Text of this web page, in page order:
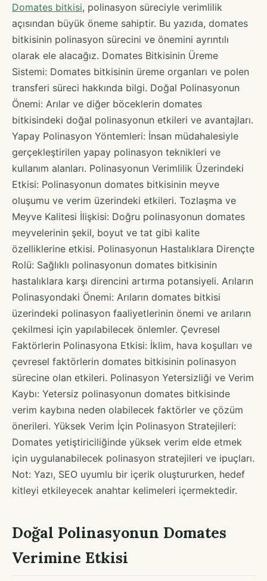
Domates bitkisi, polinasyon süreciyle verimlilik
açısından büyük öneme sahiptir. Bu yazıda, domates
bitkisinin polinasyon sürecini ve önemini ayrıntılı
olarak ele alacağız. Domates Bitkisinin Üreme
Sistemi: Domates bitkisinin üreme organları ve polen
transferi süreci hakkında bilgi. Doğal Polinasyonun
Önemi: Arılar ve diğer böceklerin domates
bitkisindeki doğal polinasyonun etkileri ve avantajları.
Yapay Polinasyon Yöntemleri: İnsan müdahalesiyle
gerçekleştirilen yapay polinasyon teknikleri ve
kullanım alanları. Polinasyonun Verimlilik Üzerindeki
Etkisi: Polinasyonun domates bitkisinin meyve
oluşumu ve verim üzerindeki etkileri. Tozlaşma ve
Meyve Kalitesi İlişkisi: Doğru polinasyonun domates
meyvelerinin şekil, boyut ve tat gibi kalite
özelliklerine etkisi. Polinasyonun Hastalıklara Dirençte
Rolü: Sağlıklı polinasyonun domates bitkisinin
hastalıklara karşı direncini artırma potansiyeli. Arıların
Polinasyondaki Önemi: Arıların domates bitkisi
üzerindeki polinasyon faaliyetlerinin önemi ve arıların
çekilmesi için yapılabilecek önlemler. Çevresel
Faktörlerin Polinasyona Etkisi: İklim, hava koşulları ve
çevresel faktörlerin domates bitkisinin polinasyon
sürecine olan etkileri. Polinasyon Yetersizliği ve Verim
Kaybı: Yetersiz polinasyonun domates bitkisinde
verim kaybına neden olabilecek faktörler ve çözüm
önerileri. Yüksek Verim İçin Polinasyon Stratejileri:
Domates yetiştiriciliğinde yüksek verim elde etmek
için uygulanabilecek polinasyon stratejileri ve ipuçları.
Not: Yazı, SEO uyumlu bir içerik oluştururken, hedef
kitleyi etkileyecek anahtar kelimeleri içermektedir.
Doğal Polinasyonun Domates
Verimine Etkisi